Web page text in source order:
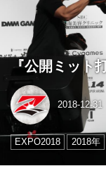
『公開ミット
2018-12-31
EXPO2018 2018年